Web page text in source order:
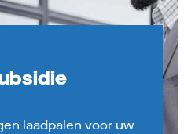
laadpalen voor uw